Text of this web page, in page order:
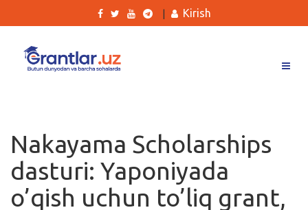
Ishlar
Kurslar
Blog
Kirish
Nakayama Scholarships
dasturi: Yaponiyada
o’qish uchun to’liq grant,